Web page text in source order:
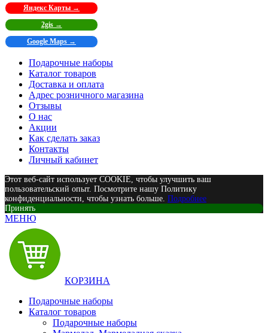
Яндекс Карты →
2gis →
Google Maps →
Подарочные наборы
Каталог товаров
Доставка и оплата
Адрес розничного магазина
Отзывы
О нас
Акции
Как сделать заказ
Контакты
Личный кабинет
Этот веб-сайт использует COOKIE, чтобы улучшить ваш
пользовательский опыт. Посмотрите нашу Политику
конфиденциальности, чтобы узнать больше. Подробнее
Принять
МЕНЮ
КОРЗИНА
Подарочные наборы
Каталог товаров
Подарочные наборы